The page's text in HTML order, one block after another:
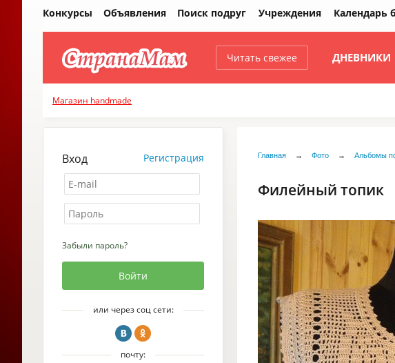
Читать свежее ДНЕВНИКИ
Конкурсы Объявления Поиск подруг Учреждения Календарь
Магазин handmade
Главная → Фото → Альбомы
Филейный топик
Вход Регистрация
Забыли пароль?
или через соц сети:
почту: